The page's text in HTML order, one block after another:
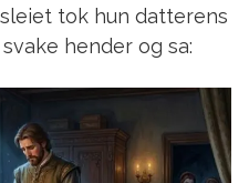
tok hun datterens
hender og sa: